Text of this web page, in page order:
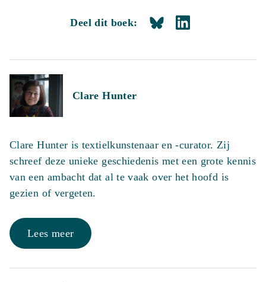
Deel dit boek:
Clare Hunter
Clare Hunter is textielkunstenaar en -curator. Zij
schreef deze unieke geschiedenis met een grote kennis
van een ambacht dat al te vaak over het hoofd is
gezien of vergeten.
Lees meer